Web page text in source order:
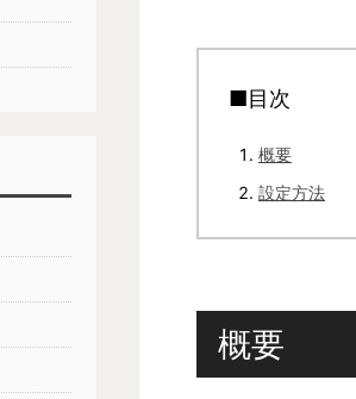
■目次
概要
設定方法
概要